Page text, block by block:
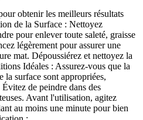
obtenir les meilleurs résultats
de la Surface : Nettoyez
pour enlever toute saleté, graisse
légèrement pour assurer une
mat. Dépoussiérez et nettoyez la
Idéales : Assurez-vous que la
la surface sont appropriées,
de peindre dans des
Avant l'utilisation, agitez
au moins une minute pour bien